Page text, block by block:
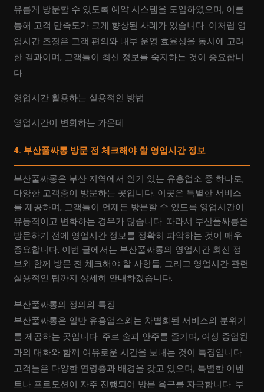
유롭게 방문할 수 있도록 예약 시스템을 도입하였으며, 이를
통해 고객 만족도가 크게 향상된 사례가 있습니다. 이처럼 영
업시간 조정은 고객 편의와 내부 운영 효율성을 동시에 고려
한 결과이며, 고객들이 최신 정보를 숙지하는 것이 중요합니
다.
영업시간 활용하는 실용적인 방법
영업시간이 변화하는 가운데
4. 부산풀싸롱 방문 전 체크해야 할 영업시간 정보
부산풀싸롱은 부산 지역에서 인기 있는 유흥업소 중 하나로,
다양한 고객층이 방문하는 곳입니다. 이곳은 특별한 서비스
를 제공하며, 고객들이 언제든 방문할 수 있도록 영업시간이
유동적이고 변화하는 경우가 많습니다. 따라서 부산풀싸롱을
방문하기 전에 영업시간 정보를 정확히 파악하는 것이 매우
중요합니다. 이번 글에서는 부산풀싸롱의 영업시간 최신 정
보와 함께 방문 전 체크해야 할 사항들, 그리고 영업시간 관련
실용적인 팁까지 상세히 안내하겠습니다.
부산풀싸롱의 정의와 특징
부산풀싸롱은 일반 유흥업소와는 차별화된 서비스와 분위기
를 제공하는 곳입니다. 주로 술과 안주를 즐기며, 여성 종업원
과의 대화와 함께 여유로운 시간을 보내는 것이 특징입니다.
고객들은 다양한 연령층과 배경을 갖고 있으며, 특별한 이벤
트나 프로모션이 자주 진행되어 방문 욕구를 자극합니다. 부